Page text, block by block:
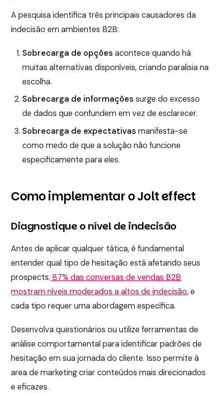
A pesquisa identifica três principais causadores da
indecisão em ambientes B2B:
Sobrecarga de opções acontece quando há
muitas alternativas disponíveis, criando paralisia na
escolha.
Sobrecarga de informações surge do excesso
de dados que confundem em vez de esclarecer.
Sobrecarga de expectativas manifesta-se
como medo de que a solução não funcione
especificamente para eles.
Como implementar o Jolt effect
Diagnostique o nível de indecisão
Antes de aplicar qualquer tática, é fundamental
entender qual tipo de hesitação está afetando seus
prospects. 87% das conversas de vendas B2B
mostram níveis moderados a altos de indecisão, e
cada tipo requer uma abordagem específica.
Desenvolva questionários ou utilize ferramentas de
análise comportamental para identificar padrões de
hesitação em sua jornada do cliente. Isso permite à
area de marketing criar conteúdos mais direcionados
e eficazes.